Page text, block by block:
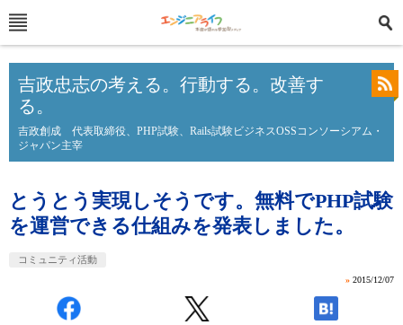
吉政忠志の考える。行動する。改善す
る。
吉政創成 代表取締役、PHP試験、Rails試験ビジネスOSSコンソーシアム・
ジャパン主宰
とうとう実現しそうです。無料でPHP試験
を運営できる仕組みを発表しました。
コミュニティ活動
» 2015/12/07